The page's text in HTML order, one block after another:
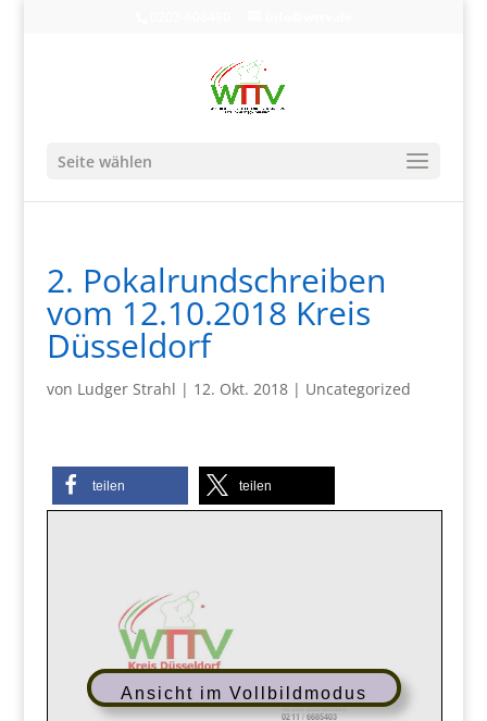
Seite wählen
2. Pokalrundschreiben
vom 12.10.2018 Kreis
Düsseldorf
von Ludger Strahl | 12. Okt. 2018| Uncategorized
teilen teilen
Ansicht im Vollbildmodus